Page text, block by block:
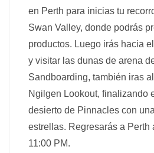
en Perth para inicias tu
Swan Valley, donde podrás
productos. Luego irás hacia
y visitar las dunas de arena
Sandboarding, también iras
Ngilgen Lookout, finalizando
desierto de Pinnacles con
estrellas. Regresarás a Perth
11:00 PM.